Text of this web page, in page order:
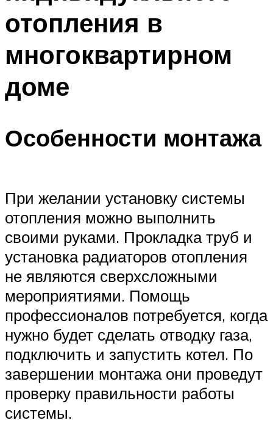
отопления в
многоквартирном
доме
Особенности монтажа
При желании установку системы
отопления можно выполнить
своими руками. Прокладка труб и
установка радиаторов отопления
не являются сверхсложными
мероприятиями. Помощь
профессионалов потребуется, когда
нужно будет сделать отводку газа,
подключить и запустить котел. По
завершении монтажа они проведут
проверку правильности работы
системы.